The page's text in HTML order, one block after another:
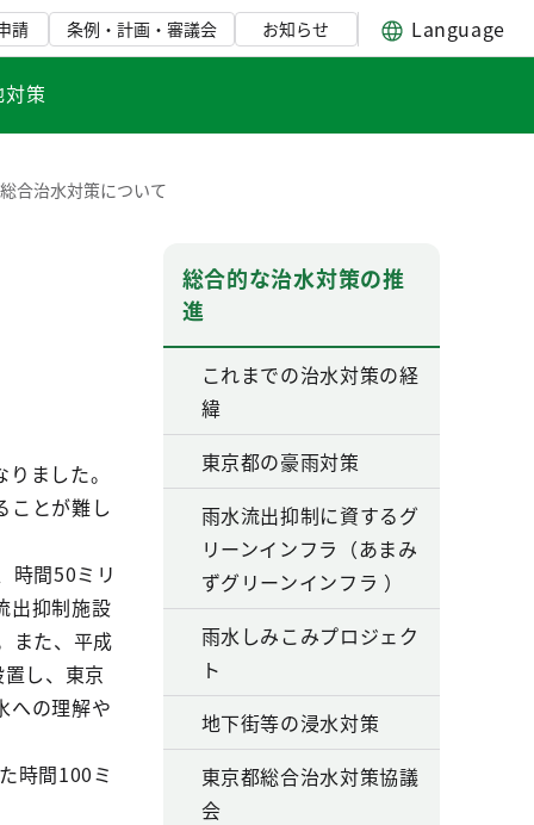
請 条例・計画・審議会 お知らせ Language
策
合治水対策について
ました。
ことが難し
時間50ミリ
出抑制施設
また、平成
置し、東京
への理解や
時間100ミ
総合的な治水対策の推
進
これまでの治水対策の経
緯
東京都の豪雨対策
雨水流出抑制に資するグ
リーンインフラ（あまみ
ずグリーンインフラ ）
雨水しみこみプロジェク
ト
地下街等の浸水対策
東京都総合治水対策協議
会